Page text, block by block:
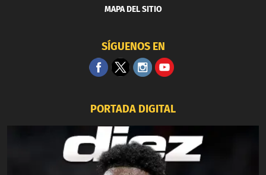
MAPA DEL SITIO
SÍGUENOS EN
PORTADA DIGITAL